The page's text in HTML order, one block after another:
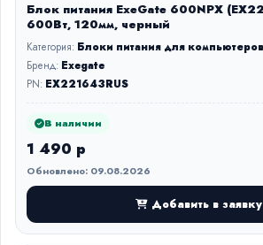
Блок питания ExeGate 600NPX
600Вт, 120мм, черный
Категория: Блоки питания для компьютеров
Бренд: Exegate
PN: EX221643RUS
В наличии
1 490 р
Обновлено: 09.08.2026
Добавить в заявку